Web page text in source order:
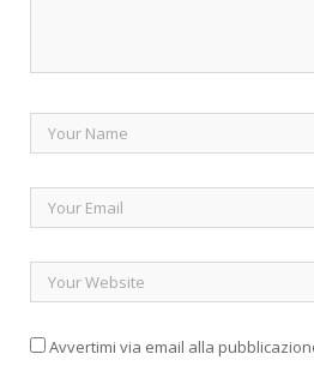
Avvertimi via email alla